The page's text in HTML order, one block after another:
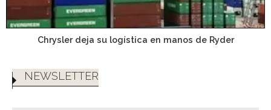
Chrysler deja su logística en manos de Ryder
NEWSLETTER